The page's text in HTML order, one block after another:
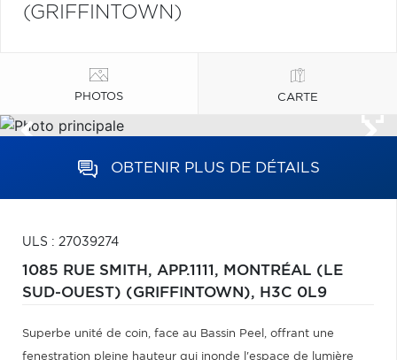
(GRIFFINTOWN)
PHOTOS CARTE
OBTENIR PLUS DE DÉTAILS
ULS : 27039274
1085 RUE SMITH, APP.1111, MONTRÉAL (LE
SUD-OUEST) (GRIFFINTOWN), H3C 0L9
Superbe unité de coin, face au Bassin Peel, offrant une
fenestration pleine hauteur qui inonde l'espace de lumière